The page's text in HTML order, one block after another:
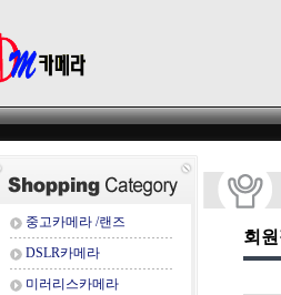
중고카메라 /랜즈
DSLR카메라
미러리스카메라
회